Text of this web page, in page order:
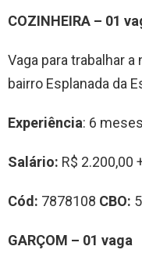
COZINHEIRA – 01
Vaga para trabalhar
bairro Esplanada da
Experiência: 6 meses
Salário: R$ 2.200,00
Cód: 7878108 CBO:
GARÇOM – 01 vaga